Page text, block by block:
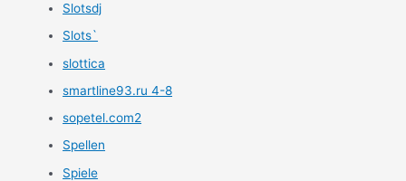
Slotsdj
Slots`
slottica
smartline93.ru 4-8
sopetel.com2
Spellen
Spiele